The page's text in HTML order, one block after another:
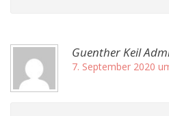
Guenther Keil
7. September 2020